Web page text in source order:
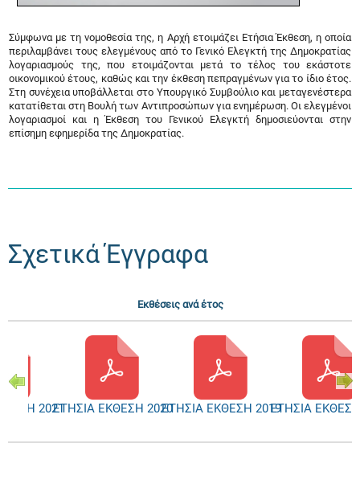
Σύμφωνα με τη νομοθεσία της, η Αρχή ετοιμάζει Ετήσια Έκθεση, η οποία
περιλαμβάνει τους ελεγμένους από το Γενικό Ελεγκτή της Δημοκρατίας
λογαριασμούς της, που ετοιμάζονται μετά το τέλος του εκάστοτε
οικονομικού έτους, καθώς και την έκθεση πεπραγμένων για το ίδιο έτος.
Στη συνέχεια υποβάλλεται στο Υπουργικό Συμβούλιο και μεταγενέστερα
κατατίθεται στη Βουλή των Αντιπροσώπων για ενημέρωση. Οι ελεγμένοι
λογαριασμοί και η Έκθεση του Γενικού Ελεγκτή δημοσιεύονται στην
επίσημη εφημερίδα της Δημοκρατίας.
Σχετικά Έγγραφα
Εκθέσεις ανά έτος
2021ΕΤΗΣΙΑ ΕΚΘΕΣΗ 2020ΕΤΗΣΙΑ ΕΚΘΕΣΗ 2019ΕΤΗΣΙΑ